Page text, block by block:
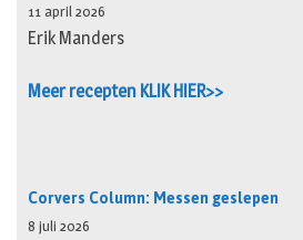
11 april 2026
Erik Manders
Meer recepten KLIK HIER>>
Corvers Column: Messen geslepen
8 juli 2026